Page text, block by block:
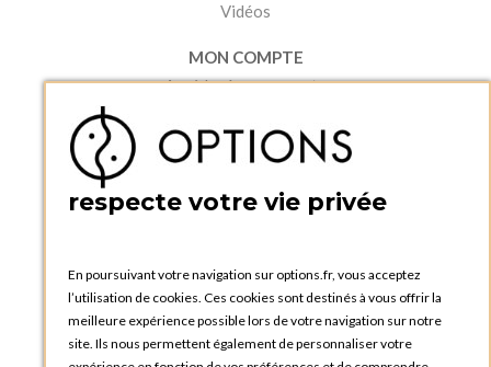
Vidéos
MON COMPTE
Accéder à mon compte
Créer un compte
PRATIQUE
Catalogues et bons de commande
Tutoriels
respecte votre vie privée
En poursuivant votre navigation sur options.fr, vous acceptez
l’utilisation de cookies. Ces cookies sont destinés à vous offrir la
meilleure expérience possible lors de votre navigation sur notre
site. Ils nous permettent également de personnaliser votre